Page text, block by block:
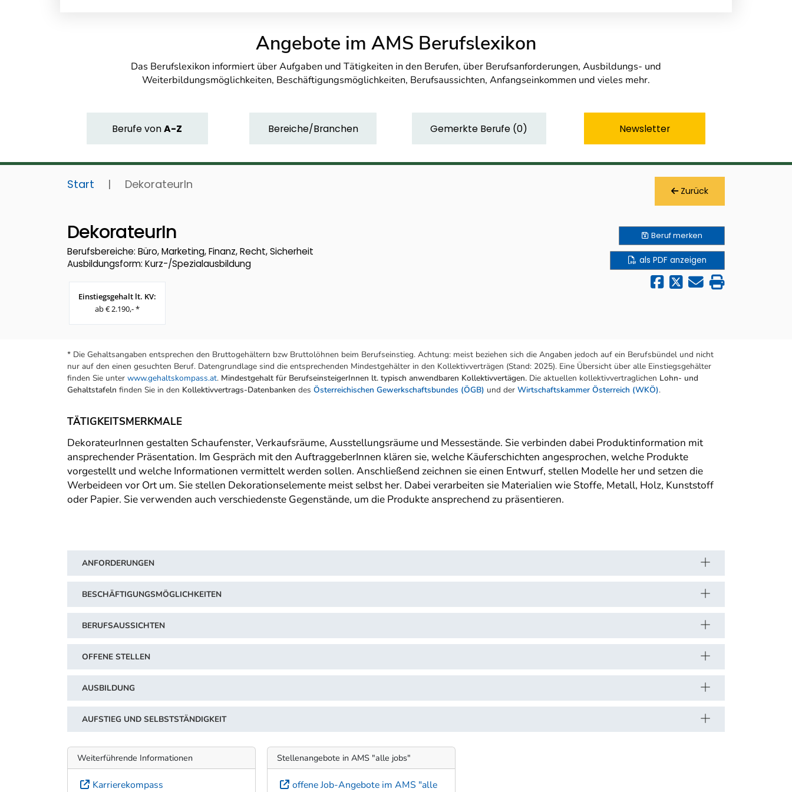
Angebote im AMS Berufslexikon
Das Berufslexikon informiert über Aufgaben und Tätigkeiten in den Berufen, über Berufsanforderungen, Ausbildungs- und
Weiterbildungsmöglichkeiten, Beschäftigungsmöglichkeiten, Berufsaussichten, Anfangseinkommen und vieles mehr.
BerufevonA-Z Bereiche/Branchen Gemerkte Berufe (0) Newsletter
Start | DekorateurIn Zurück
DekorateurIn
Berufsbereiche: Büro, Marketing, Finanz, Recht, Sicherheit
Ausbildungsform: Kurz-/Spezialausbildung
Einstiegsgehalt lt. KV:
ab € 2.190,- *
Berufmerken
als PDF anzeigen
* Die Gehaltsangaben entsprechen den Bruttogehältern bzw Bruttolöhnen beim Berufseinstieg. Achtung: meist beziehen sich die Angaben jedoch auf ein Berufsbündel und nicht
nur auf den einen gesuchten Beruf. Datengrundlage sind die entsprechenden Mindestgehälter in den Kollektivverträgen (Stand: 2025). Eine Übersicht über alle Einstiegsgehälter
finden Sie unter www.gehaltskompass.at. Mindestgehalt für BerufseinsteigerInnen lt. typisch anwendbaren Kollektivvertägen. Die aktuellen kollektivvertraglichen Lohn- und
Gehaltstafeln finden Sie in den Kollektivvertrags-Datenbanken des Österreichischen Gewerkschaftsbundes (ÖGB) und der Wirtschaftskammer Österreich (WKÖ).
TÄTIGKEITSMERKMALE
DekorateurInnen gestalten Schaufenster, Verkaufsräume, Ausstellungsräume und Messestände. Sie verbinden dabei Produktinformation mit
ansprechender Präsentation. Im Gespräch mit den AuftraggeberInnen klären sie, welche Käuferschichten angesprochen, welche Produkte
vorgestellt und welche Informationen vermittelt werden sollen. Anschließend zeichnen sie einen Entwurf, stellen Modelle her und setzen die
Werbeideen vor Ort um. Sie stellen Dekorationselemente meist selbst her. Dabei verarbeiten sie Materialien wie Stoffe, Metall, Holz, Kunststoff
oder Papier. Sie verwenden auch verschiedenste Gegenstände, um die Produkte ansprechend zu präsentieren.
ANFORDERUNGEN
BESCHÄFTIGUNGSMÖGLICHKEITEN
BERUFSAUSSICHTEN
OFFENE STELLEN
AUSBILDUNG
AUFSTIEG UND SELBSTSTÄNDIGKEIT
Weiterführende Informationen
Karrierekompass
Stellenangebote in AMS "alle jobs"
offene Job-Angebote im AMS "alle